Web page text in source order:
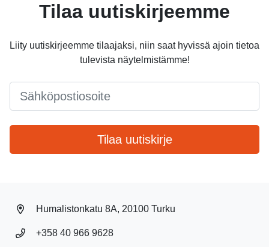
Tilaa uutiskirjeemme
Liity uutiskirjeemme tilaajaksi, niin saat hyvissä ajoin tietoa
tulevista näytelmistämme!
Tilaa uutiskirje
Humalistonkatu 8A, 20100 Turku
+358 40 966 9628